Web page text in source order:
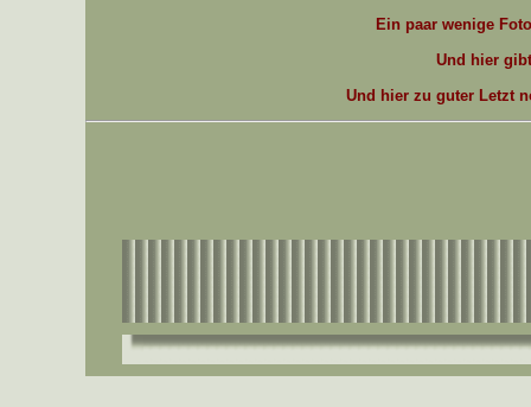
Ein paar wenige
Und hier
Und hier zu guter Letzt